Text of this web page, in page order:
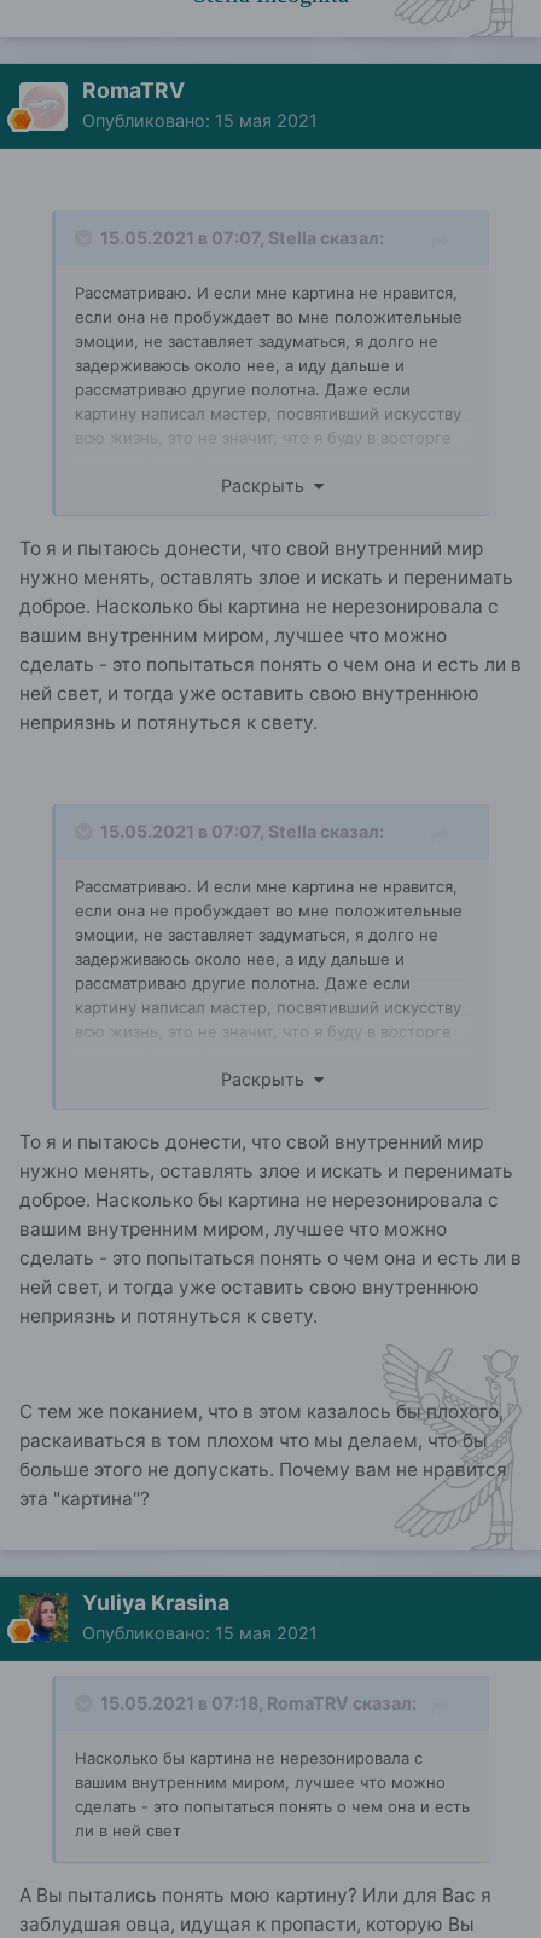
RomaTRV
Опубликовано: 15 мая 2021
15.05.2021 в 07:07, Stella сказал:
Рассматриваю. И если мне картина не нравится,
если она не пробуждает во мне положительные
эмоции, не заставляет задуматься, я долго не
задерживаюсь около нее, а иду дальше и
рассматриваю другие полотна. Даже если
картину написал мастер, посвятивший искусству
всю жизнь, это не значит, что я буду в восторге
мастерство, восхититься его трудолюбием. Но
изучать его творчество я не буду, потому что оно
мне чуждо.
Раскрыть
То я и пытаюсь донести, что свой внутренний мир
нужно менять, оставлять злое и искать и перенимать
доброе. Насколько бы картина не нерезонировала с
вашим внутренним миром, лучшее что можно
сделать - это попытаться понять о чем она и есть ли в
ней свет, и тогда уже оставить свою внутреннюю
неприязнь и потянуться к свету.
15.05.2021 в 07:07, Stella сказал:
Рассматриваю. И если мне картина не нравится,
если она не пробуждает во мне положительные
эмоции, не заставляет задуматься, я долго не
задерживаюсь около нее, а иду дальше и
рассматриваю другие полотна. Даже если
картину написал мастер, посвятивший искусству
всю жизнь, это не значит, что я буду в восторге
мастерство, восхититься его трудолюбием. Но
изучать его творчество я не буду, потому что оно
мне чуждо.
Раскрыть
То я и пытаюсь донести, что свой внутренний мир
нужно менять, оставлять злое и искать и перенимать
доброе. Насколько бы картина не нерезонировала с
вашим внутренним миром, лучшее что можно
сделать - это попытаться понять о чем она и есть ли в
ней свет, и тогда уже оставить свою внутреннюю
неприязнь и потянуться к свету.
С тем же поканием, что в этом казалось бы плохого,
раскаиваться в том плохом что мы делаем, что бы
больше этого не допускать. Почему вам не нравится
эта "картина"?
Yuliya Krasina
Опубликовано: 15 мая 2021
15.05.2021 в 07:18, RomaTRV сказал:
Насколько бы картина не нерезонировала с
вашим внутренним миром, лучшее что можно
сделать - это попытаться понять о чем она и есть
ли в ней свет
А Вы пытались понять мою картину? Или для Вас я
заблудшая овца, идущая к пропасти, которую Вы